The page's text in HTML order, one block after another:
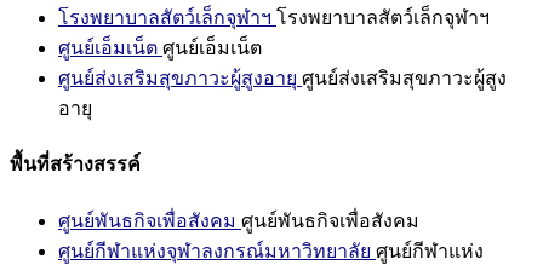
โรงพยาบาลสัตว์เล็กจุฬาฯ โรงพยาบาลสัตว์เล็กจุฬาฯ
ศูนย์เอ็มเน็ต ศูนย์เอ็มเน็ต
ศูนย์ส่งเสริมสุขภาวะผู้สูงอายุ ศูนย์ส่งเสริมสุขภาวะผู้สูง
อายุ
พื้นที่สร้างสรรค์
ศูนย์พันธกิจเพื่อสังคม ศูนย์พันธกิจเพื่อสังคม
ศูนย์กีฬาแห่งจุฬาลงกรณ์มหาวิทยาลัย ศูนย์กีฬาแห่ง